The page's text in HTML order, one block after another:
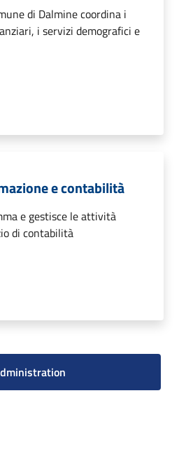
di Dalmine coordina i
i servizi demografici e
e contabilità
e gestisce le attività
di contabilità